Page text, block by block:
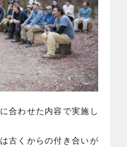
合わせた内容で実施し
古くからの付き合いが